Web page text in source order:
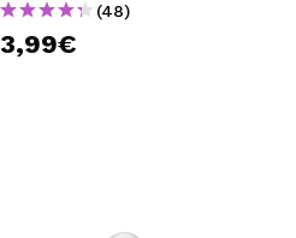
(48)
3,99€